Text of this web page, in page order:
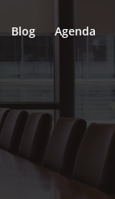
Blog Agenda